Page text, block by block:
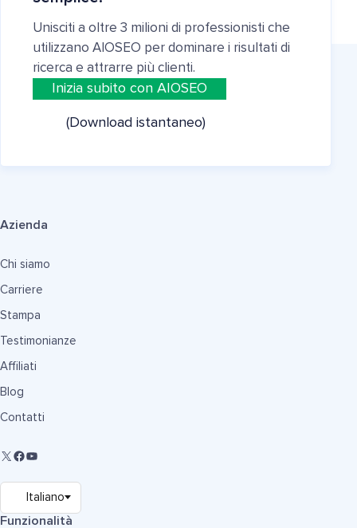
Unisciti a oltre 3 milioni di professionisti che
utilizzano AIOSEO per dominare i risultati di
ricerca e attrarre più clienti.
Inizia subito con AIOSEO
(Download istantaneo)
Azienda
Chi siamo
Carriere
Stampa
Testimonianze
Affiliati
Blog
Contatti
Funzionalità